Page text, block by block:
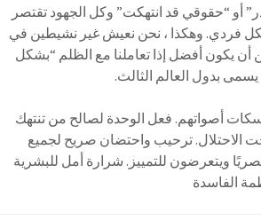
أو “حقوقي قد انتهكت” وكل الجهود تقتصر
فردي. وهكذا ، نحن نعيش غير نشيطين في
أن يكون أفضل إذا تعاملنا مع الظلم “بشكل
بدول العالم الثالث.
أصواتهم. فعل الوحدة لصالح من تنتهك
الاحتلال. ترحيب واحتضان صريح لجميع
ويتعرضون للتمييز. شرارة أمل للبشرية
الفاسدة